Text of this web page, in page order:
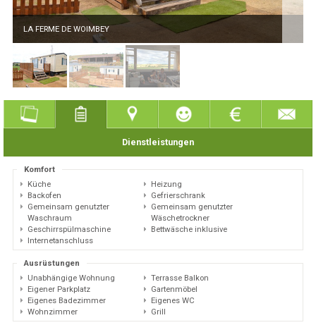
LA FERME DE WOIMBEY
Dienstleistungen
Komfort
Küche
Heizung
Backofen
Gefrierschrank
Gemeinsam genutzter
Waschraum
Gemeinsam genutzter
Wäschetrockner
Geschirrspülmaschine
Bettwäsche inklusive
Internetanschluss
Ausrüstungen
Unabhängige Wohnung
Terrasse Balkon
Eigener Parkplatz
Gartenmöbel
Eigenes Badezimmer
Eigenes WC
Wohnzimmer
Grill